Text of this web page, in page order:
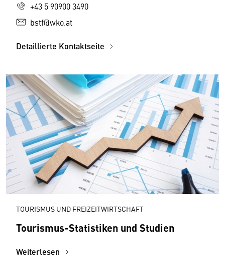
+43 5 90900 3490
bstf@wko.at
Detaillierte Kontaktseite
TOURISMUS UND FREIZEITWIRTSCHAFT
Tourismus-Statistiken und Studien
Weiterlesen